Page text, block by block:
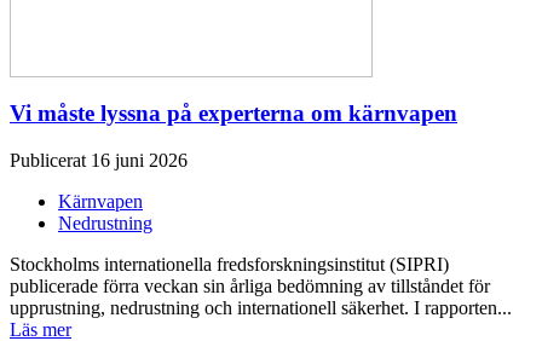
Vi måste lyssna på experterna om kärnvapen
Publicerat 16 juni 2026
Kärnvapen
Nedrustning
Stockholms internationella fredsforskningsinstitut (SIPRI)
publicerade förra veckan sin årliga bedömning av tillståndet för
upprustning, nedrustning och internationell säkerhet. I rapporten...
Läs mer